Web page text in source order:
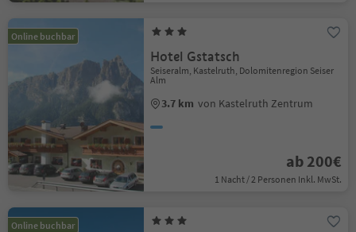
Online buchbar
Hotel Gstatsch
Seiseralm, Kastelruth, Dolomitenregion Seiser
Alm
3.7 km von Kastelruth Zentrum
ab 200€
1 Nacht / 2 Personen Inkl. MwSt.
Online buchbar